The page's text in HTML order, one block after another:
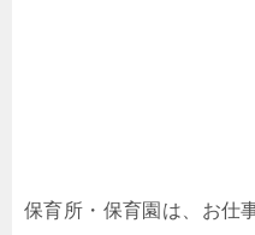
保育所・保育園は、お仕